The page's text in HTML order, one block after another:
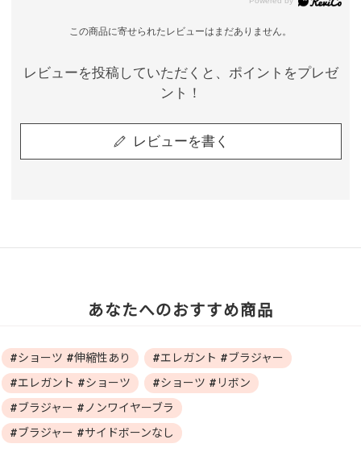
この商品に寄せられたレビューはまだありません。
レビューを投稿していただくと、ポイントをプレゼ
ント！
レビューを書く
あなたへのおすすめ商品
#ショーツ #伸縮性あり
#エレガント #ブラジャー
#エレガント #ショーツ
#ショーツ #リボン
#ブラジャー #ノンワイヤーブラ
#ブラジャー #サイドボーンなし